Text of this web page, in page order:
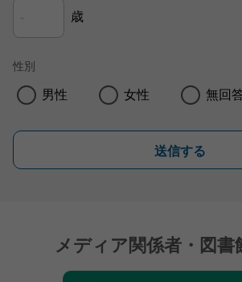
歳
性別
男性 女性 無回
送信する
メディア関係者・図書